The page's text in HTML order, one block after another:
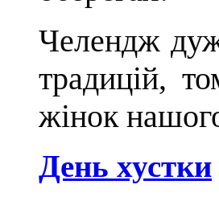
Челендж
традицій,
жінок
День хустки